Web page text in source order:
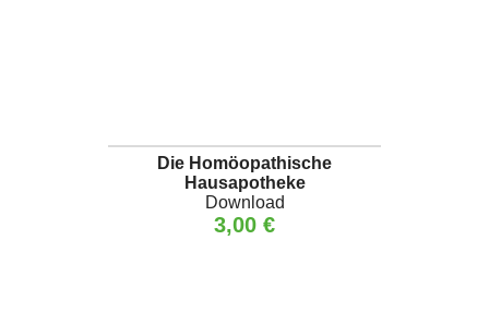
Die Homöopathische
Hausapotheke
Download
3,00 €